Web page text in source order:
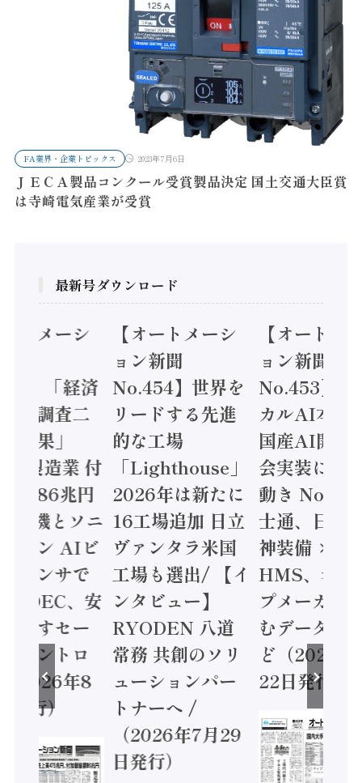
FA業界・企業トピックス 2023年7月6日
ＪＥＣＡ製品コンクール受賞製品決定 国土交通大臣賞
は寺崎電気産業が受賞
最新号ダウンロード
トメーシ
】「経済
態調査二
結果」
年製造業 付
額86兆円
電機とソニ
コン AIビ
センサで
/ IDEC、安
かすセー
コントロ
2026年8
発行）
【オートメーシ
ョン新聞
No.454】世界を
リードする先進
的な工場
「Lighthouse」
2026年は新たに
16工場追加 日立
ヴァンタラ米国
工場も選出/ 【イ
ンタビュー】
RYODEN 八道
常務 共創のソリ
ューションパー
トナーへ /
（2026年7月29
日発行）
【オートメ
ョン新聞
No.453】フ
カルAI本格
国産AI開発
会実装に活
動き
士通、日立
神装備 ×
HMS、老舗
プメーカー
むデータ活
ど（2026年
22日発行）